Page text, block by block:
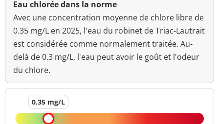
Température de l'eau 15 °C <=25 °C
Turbidité
néphélométrique NFU
0,12 NFU <=2 NFU
Eau chlorée dans la norme
Avec une concentration moyenne de chlore libre de
0.35 mg/L en 2025, l'eau du robinet de Triac-Lautrait
est considérée comme normalement traitée. Au-
delà de 0.3 mg/L, l'eau peut avoir le goût et l'odeur
du chlore.
0.35 mg/L